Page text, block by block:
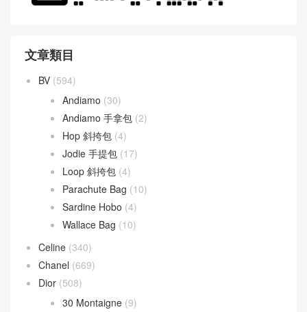
文章類目
BV (594)
Andiamo (30)
Andiamo 手拿包 (2)
Hop 斜挎包 (4)
Jodie 手提包 (17)
Loop 斜挎包 (4)
Parachute Bag (10)
Sardine Hobo (4)
Wallace Bag (10)
Celine (340)
Chanel (669)
Dior (508)
30 Montaigne (9)